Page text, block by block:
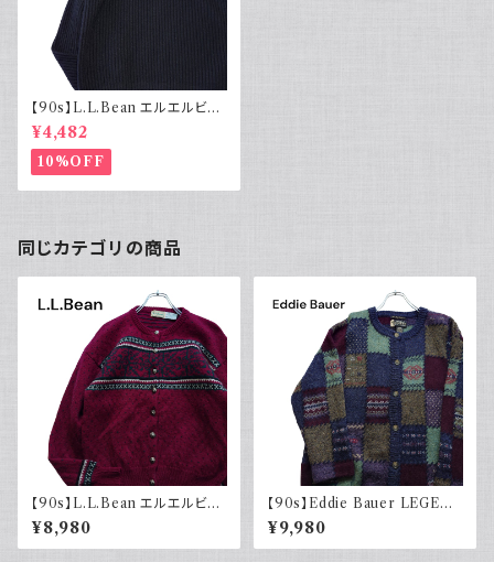
【90s】L.L.Bean エルエルビー
ン タートルネックセーター ブラ
ック
¥4,482
10%OFF
同じカテゴリの商品
【90s】L.L.Bean エルエルビー
ン チロルニット カーディガン セ
ーター ボルドー メタルボタン 古
着 ヴィンテージ
¥8,980
【90s】Eddie Bauer LEGEN
D エディーバウアー レジェンド
総柄ニット カーディガン ウール
レトロ 90年代
¥9,980